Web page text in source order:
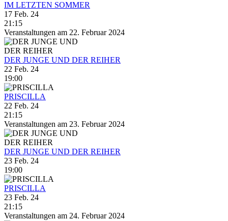
IM LETZTEN SOMMER
17 Feb. 24
21:15
Veranstaltungen am 22. Februar 2024
DER JUNGE UND DER REIHER
22 Feb. 24
19:00
PRISCILLA
22 Feb. 24
21:15
Veranstaltungen am 23. Februar 2024
DER JUNGE UND DER REIHER
23 Feb. 24
19:00
PRISCILLA
23 Feb. 24
21:15
Veranstaltungen am 24. Februar 2024